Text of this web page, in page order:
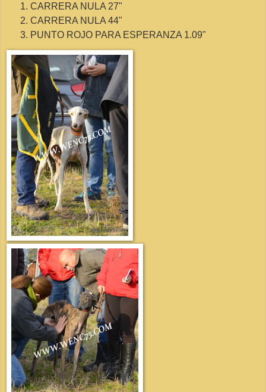
CARRERA NULA 27"
CARRERA NULA 44"
PUNTO ROJO PARA ESPERANZA 1.09"